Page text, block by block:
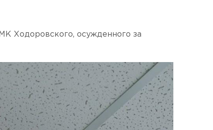
Ходоровского, осужденного за